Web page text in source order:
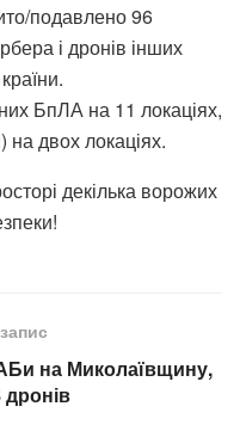
подавлено 96
і дронів інших
БпЛА на 11 локаціях,
на двох локаціях.
декілька ворожих
на Миколаївщину,
дронів